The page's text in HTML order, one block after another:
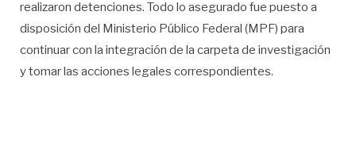
realizaron detenciones. Todo lo asegurado fue puesto a
disposición del Ministerio Público Federal (MPF) para
continuar con la integración de la carpeta de investigación
y tomar las acciones legales correspondientes.